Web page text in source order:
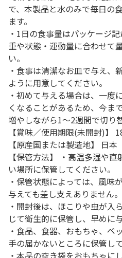
で、本製品と水のみで毎日の
ます。
・1日の食事量はパッケージ
重や状態・運動量に合わせて
い。
・食事は清潔なお皿で与え、
ように用意してください。
・初めて与える場合は、一度
くなることがあるため、今ま
増やしながら1～2週間で切り
【賞味／使用期限(未開封)】
【原産国または製造地】 日本
【保管方法】 ・高温多湿や
い場所に保管してください。
・保管状態によっては、風味
与えても差し支えありません。
・開封後は、ほこりや虫が入
じて衛生的に保管し、早めに
・食品、食器、おもちゃ、ペ
手の届かないところに保管し
・本品の空き袋をおもちゃに